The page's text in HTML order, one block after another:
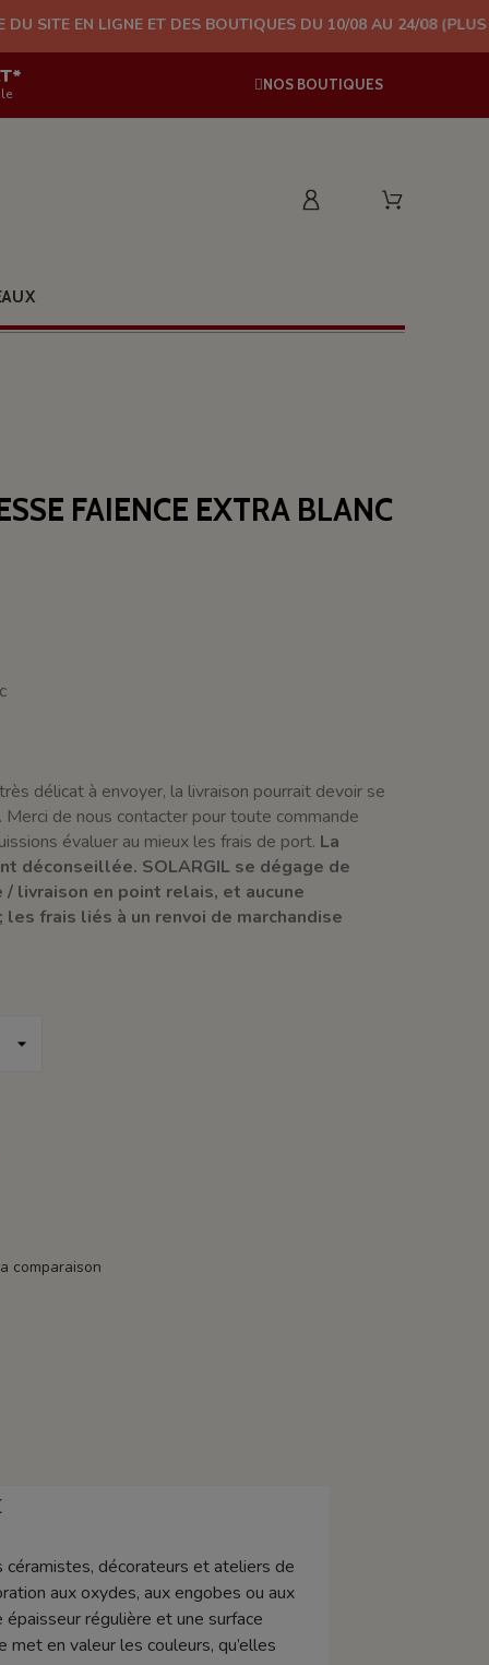
LIGNE ET DES BOUTIQUES DU 10/08 AU 24/08 (PLUS
NOS BOUTIQUES
FAIENCE EXTRA BLANC
délicat à envoyer, la livraison pourrait devoir se
de nous contacter pour toute commande
évaluer au mieux les frais de port. La
déconseillée. SOLARGIL se dégage de
livraison en point relais, et aucune
frais liés à un renvoi de marchandise
comparaison
céramistes, décorateurs et ateliers de
aux oxydes, aux engobes ou aux
régulière et une surface
en valeur les couleurs, qu’elles